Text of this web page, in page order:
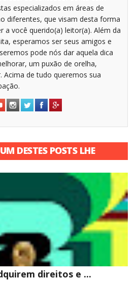
especializados em áreas de
diferentes, que visam desta forma
a você querido(a) leitor(a). Além da
esperamos ser seus amigos e
pode nós dar aquela dica
um puxão de orelha,
Acima de tudo queremos sua
DESTES POSTS LHE
direitos e ...